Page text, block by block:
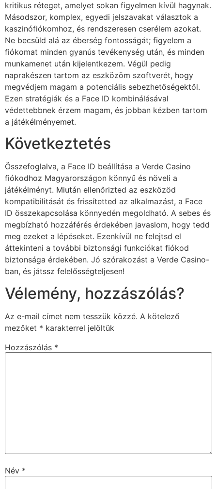
kritikus réteget, amelyet sokan figyelmen kívül hagynak.
Másodszor, komplex, egyedi jelszavakat választok a
kaszinófiókomhoz, és rendszeresen cserélem azokat.
Ne becsüld alá az éberség fontosságát; figyelem a
fiókomat minden gyanús tevékenység után, és minden
munkamenet után kijelentkezem. Végül pedig
naprakészen tartom az eszközöm szoftverét, hogy
megvédjem magam a potenciális sebezhetőségektől.
Ezen stratégiák és a Face ID kombinálásával
védettebbnek érzem magam, és jobban kézben tartom
a játékélményemet.
Következtetés
Összefoglalva, a Face ID beállítása a Verde Casino
fiókodhoz Magyarországon könnyű és növeli a
játékélményt. Miután ellenőrizted az eszközöd
kompatibilitását és frissítetted az alkalmazást, a Face
ID összekapcsolása könnyedén megoldható. A sebes és
megbízható hozzáférés érdekében javaslom, hogy tedd
meg ezeket a lépéseket. Ezenkívül ne felejtsd el
áttekinteni a további biztonsági funkciókat fiókod
biztonsága érdekében. Jó szórakozást a Verde Casino-
ban, és játssz felelősségteljesen!
Vélemény, hozzászólás?
Az e-mail címet nem tesszük közzé. A kötelező
mezőket * karakterrel jelöltük
Hozzászólás *
Név *